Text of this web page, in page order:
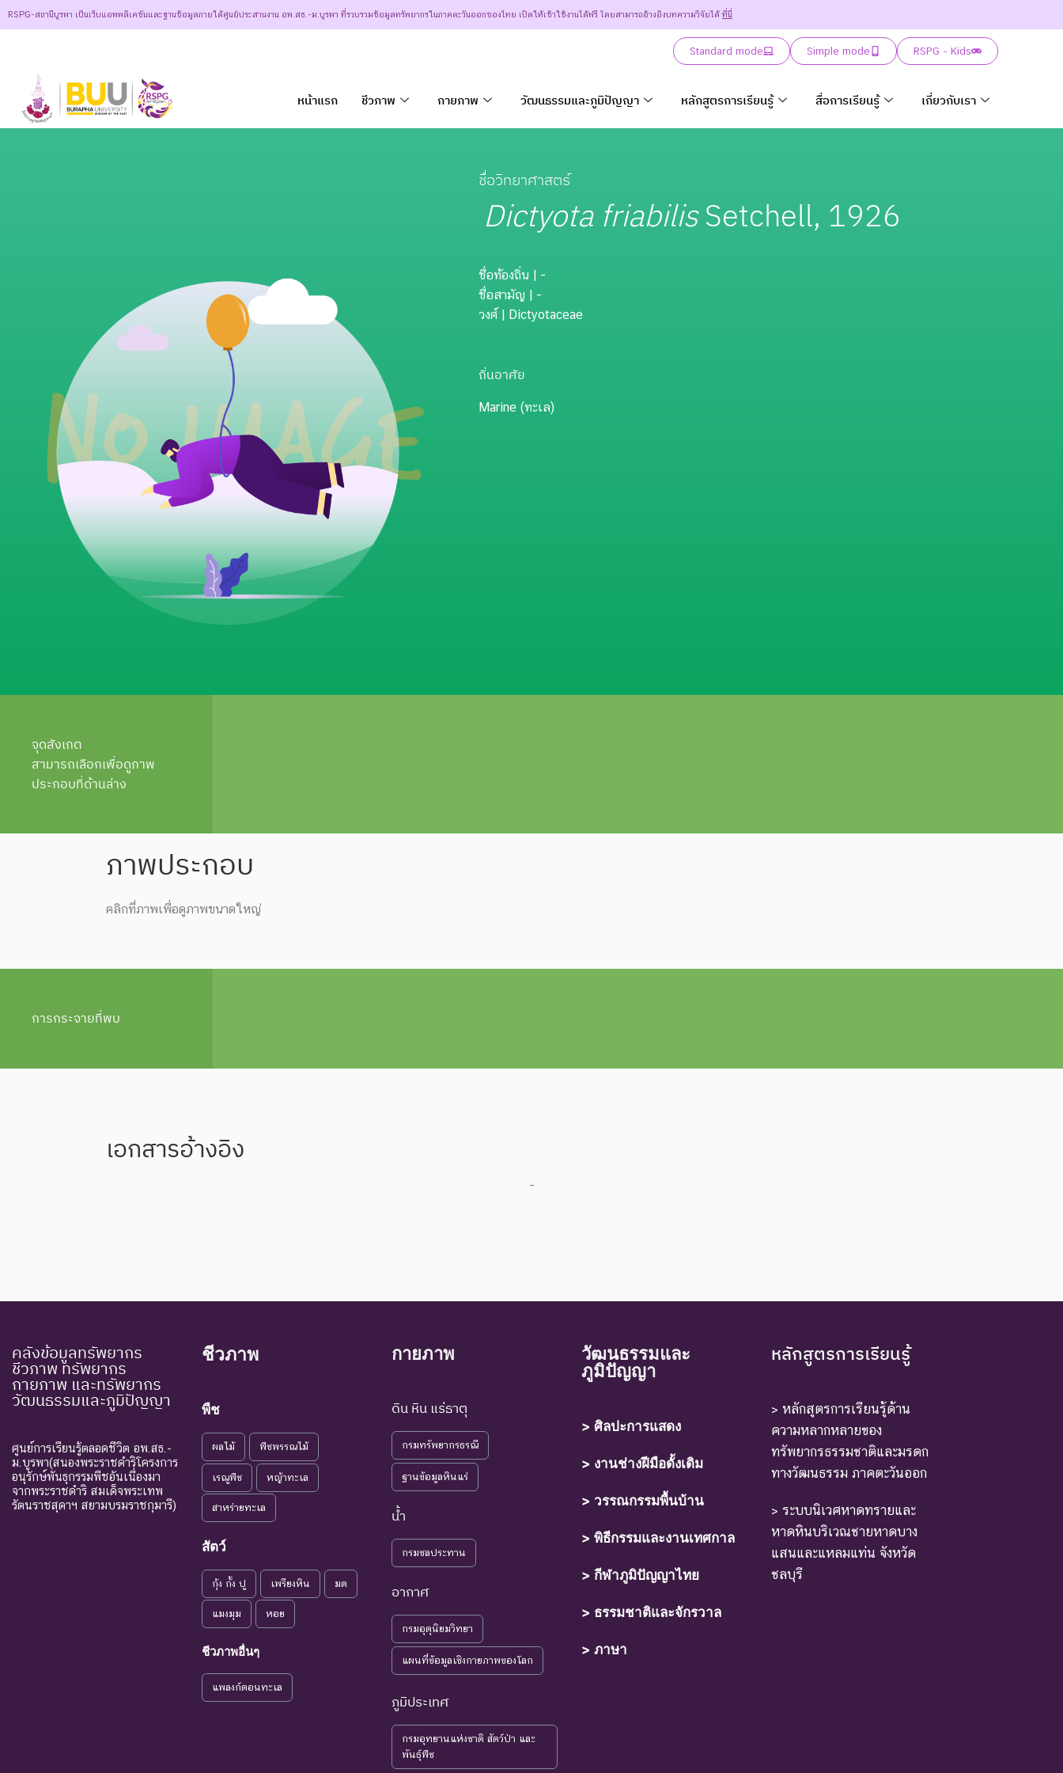
RSPG-สถานีบูรพา เป็นเว็บแอพพลิเคชันและฐานข้อมูลภายใต้ศูนย์ประสานงาน อพ.สธ.-ม.บูรพา ที่รวบรวมข้อมูลทรัพยากรในภาคตะวันออกของไทย เปิดให้เข้าใช้งานได้ฟรี โดยสามารถอ้างอิงบทความวิจัยได้ ที่นี่
Standard mode Simple mode RSPG - Kids
หน้าแรก ชีวภาพ กายภาพ วัฒนธรรมและภูมิปัญญา หลักสูตรการเรียนรู้ สื่อการเรียนรู้ เกี่ยวกับเรา
ชื่อวิทยาศาสตร์
Dictyota friabilisSetchell, 1926
ชื่อท้องถิ่น | -
ชื่อสามัญ | -
วงศ์ | Dictyotaceae
ถิ่นอาศัย
Marine (ทะเล)
จุดสังเกต
สามารถเลือกเพื่อดูภาพ
ประกอบที่ด้านล่าง
ภาพประกอบ
คลิกที่ภาพเพื่อดูภาพขนาดใหญ่
การกระจายที่พบ
เอกสารอ้างอิง
-
คลังข้อมูลทรัพยากร
ชีวภาพ ทรัพยากร
กายภาพ และทรัพยากร
วัฒนธรรมและภูมิปัญญา
ศูนย์การเรียนรู้ตลอดชีวิต อพ.สธ.-
ม.บูรพา(สนองพระราชดำริโครงการ
อนุรักษ์พันธุกรรมพืชอันเนื่องมา
จากพระราชดำริ สมเด็จพระเทพ
รัตนราชสุดาฯ สยามบรมราชกุมารี)
ชีวภาพ
พืช
ผลไม้ พืชพรรณไม้
เรณูพืช หญ้าทะเล
สาหร่ายทะเล
สัตว์
กุ้ง กั้ง ปู เพรียงหิน มด
แมงมุม หอย
ชีวภาพอื่นๆ
แพลงก์ตอนทะเล
กายภาพ
ดิน หิน แร่ธาตุ
กรมทรัพยากรธรณี
ฐานข้อมูลหินแร่
น้ำ
กรมชลประทาน
อากาศ
กรมอุตุนิยมวิทยา
แผนที่ข้อมูลเชิงกายภาพของโลก
ภูมิประเทศ
กรมอุทยานแห่งชาติ สัตว์ป่า และ
พันธุ์พืช
วัฒนธรรมและ
ภูมิปัญญา
> ศิลปะการแสดง
> งานช่างฝีมือดั้งเดิม
> วรรณกรรมพื้นบ้าน
> พิธีกรรมและงานเทศกาล
> กีฬาภูมิปัญญาไทย
> ธรรมชาติและจักรวาล
> ภาษา
หลักสูตรการเรียนรู้
> หลักสูตรการเรียนรู้ด้าน
ความหลากหลายของ
ทรัพยากรธรรมชาติและมรดก
ทางวัฒนธรรม ภาคตะวันออก
> ระบบนิเวศหาดทรายและ
หาดหินบริเวณชายหาดบาง
แสนและแหลมแท่น จังหวัด
ชลบุรี